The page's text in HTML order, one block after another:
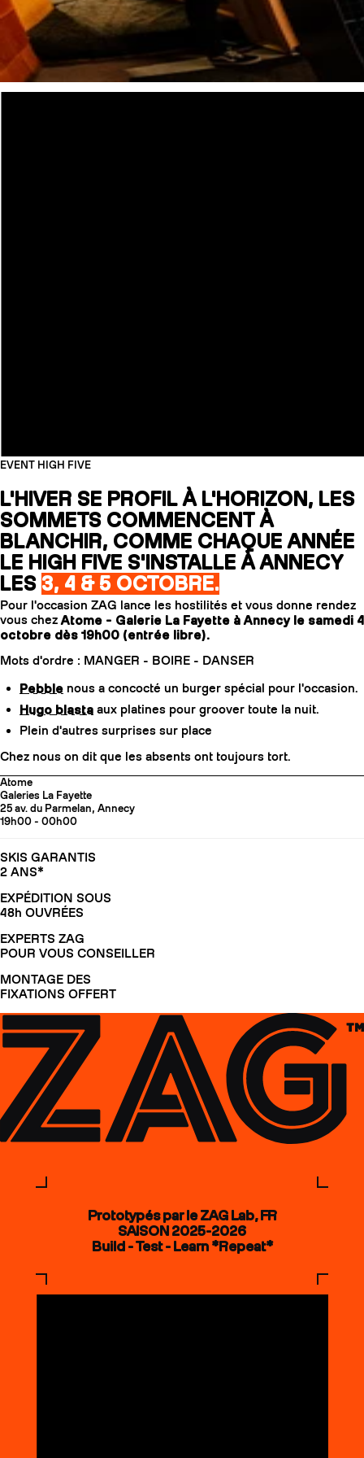
EVENT HIGH FIVE
L'HIVER SE PROFIL À L'HORIZON, LES
SOMMETS COMMENCENT À
BLANCHIR, COMME CHAQUE ANNÉE
LE HIGH FIVE S'INSTALLE À ANNECY
LES 3, 4 & 5 OCTOBRE.
Pour l'occasion ZAG lance les hostilités et vous donne rendez
vous chezAtome - Galerie La Fayette à Annecy le samedi 4
octobre dès 19h00 (entrée libre).
Mots d'ordre : MANGER - BOIRE - DANSER
Pebble nous a concocté un burger spécial pour l'occasion.
Hugo blasta aux platines pour groover toute la nuit.
Plein d'autres surprises sur place
Chez nous on dit que les absents ont toujours tort.
Atome
Galeries La Fayette
25 av. du Parmelan, Annecy
19h00 - 00h00
SKIS GARANTIS
2 ANS*
EXPÉDITION SOUS
48h OUVRÉES
EXPERTS ZAG
POUR VOUS CONSEILLER
MONTAGE DES
FIXATIONS OFFERT
Prototypés par le ZAG Lab, FR
SAISON 2025-2026
Build - Test - Learn *Repeat*